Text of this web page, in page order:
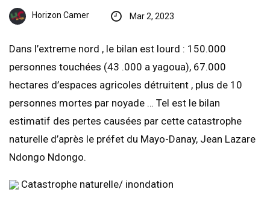
Horizon Camer Mar 2, 2023
Dans l’extreme nord , le bilan est lourd : 150.000
personnes touchées (43 .000 a yagoua), 67.000
hectares d’espaces agricoles détruitent , plus de 10
personnes mortes par noyade … Tel est le bilan
estimatif des pertes causées par cette catastrophe
naturelle d’après le préfet du Mayo-Danay, Jean Lazare
Ndongo Ndongo.
Catastrophe naturelle/ inondation